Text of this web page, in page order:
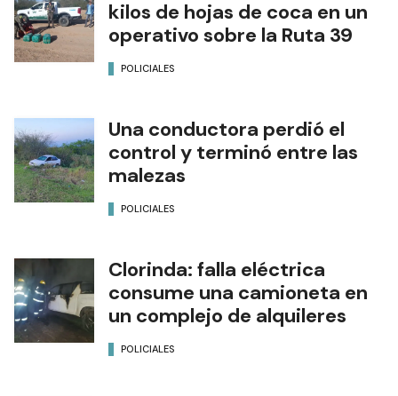
kilos de hojas de coca en un
operativo sobre la Ruta 39
POLICIALES
Una conductora perdió el
control y terminó entre las
malezas
POLICIALES
Clorinda: falla eléctrica
consume una camioneta en
un complejo de alquileres
POLICIALES